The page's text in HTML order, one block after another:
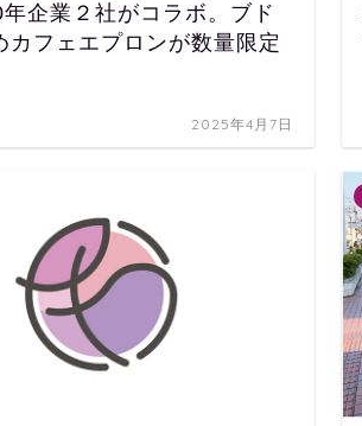
企業２社がコラボ。ブド
カフェエプロンが数量限定
2025年4月7日